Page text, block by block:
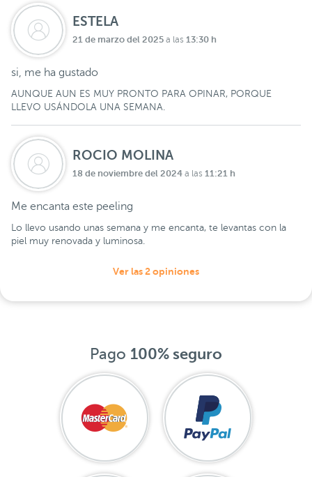
ESTELA
21 de marzo del 2025 a las 13:30 h
si, me ha gustado
AUNQUE AUN ES MUY PRONTO PARA OPINAR, PORQUE
LLEVO USÁNDOLA UNA SEMANA.
ROCIO MOLINA
18 de noviembre del 2024 a las 11:21 h
Me encanta este peeling
Lo llevo usando unas semana y me encanta, te levantas con la
piel muy renovada y luminosa.
Ver las 2 opiniones
Pago 100% seguro